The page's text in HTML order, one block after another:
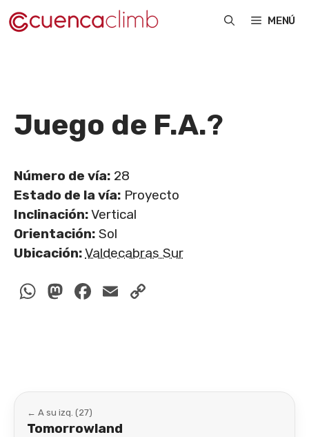
Saltar
al
MENÚ
Juego de F.A.?
Número de vía: 28
Estado de la vía: Proyecto
Inclinación:Vertical
Orientación: Sol
Ubicación:Valdecabras Sur
WhatsApp
Mastodon
Facebook
Email
← A su izq. (27)
Tomorrowland